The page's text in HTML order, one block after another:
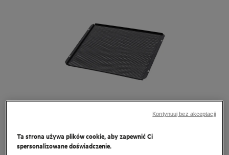
Ta strona używa plików cookie, aby zapewnić Ci
spersonalizowane doświadczenie.
Kontynuuj bez akceptacji